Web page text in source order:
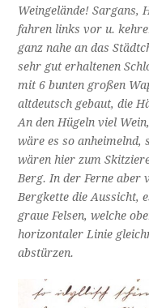
Weingelände! Sargans,
fahren links vor u.
ganz nahe an das
sehr gut erhaltenen
mit 6 bunten großen
altdeutsch gebaut, die
An den Hügeln viel
wäre es so anheimelnd,
wären hier zum
Berg. In der Ferne aber
Bergkette die Aussicht,
graue Felsen, welche
horizontaler Linie
abstürzen.